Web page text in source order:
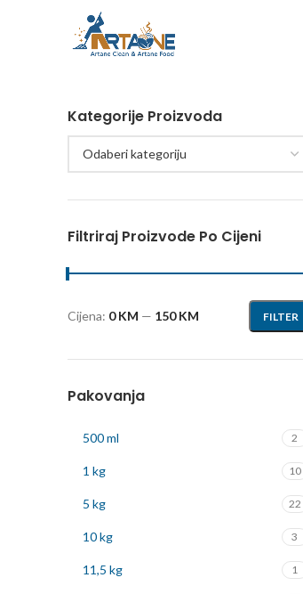
Kategorije Proizvoda
Odaberi kategoriju
Filtriraj Proizvode Po Cijeni
FILTER
Cijena: 0 KM — 150 KM
Pakovanja
500 ml 2
1 kg 10
5 kg 22
10 kg 3
11,5 kg 1